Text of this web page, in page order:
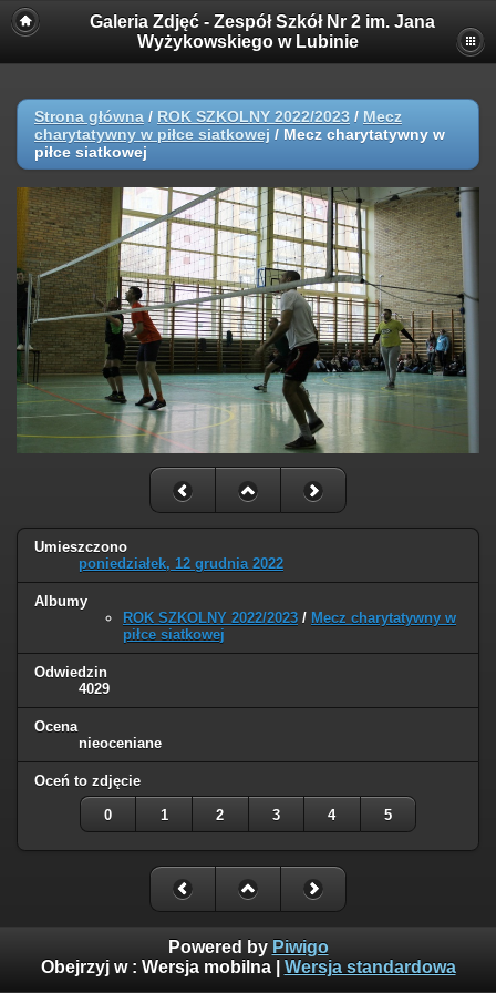
Galeria Zdjęć - Zespół Szkół Nr 2 im. Jana
Wyżykowskiego w Lubinie
Strona główna / ROK SZKOLNY 2022/2023 / Mecz
charytatywny w piłce siatkowej / Mecz charytatywny w
piłce siatkowej
Umieszczono
poniedziałek, 12 grudnia 2022
Albumy
ROK SZKOLNY 2022/2023 / Mecz charytatywny w
piłce siatkowej
Odwiedzin
4029
Ocena
nieoceniane
Oceń to zdjęcie
0 1 2 3 4 5
Powered by Piwigo
Obejrzyj w : Wersja mobilna| Wersja standardowa